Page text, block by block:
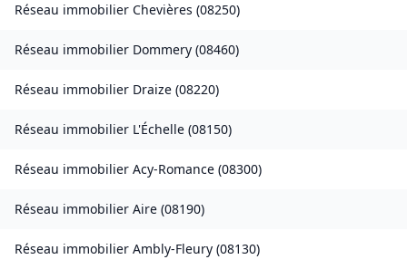
Réseau immobilier Chevières (08250)
Réseau immobilier Dommery (08460)
Réseau immobilier Draize (08220)
Réseau immobilier L'Échelle (08150)
Réseau immobilier Acy-Romance (08300)
Réseau immobilier Aire (08190)
Réseau immobilier Ambly-Fleury (08130)